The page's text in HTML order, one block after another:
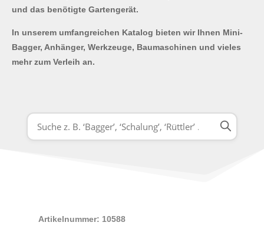
und das benötigte Gartengerät.
In unserem umfangreichen Katalog bieten wir Ihnen Mini-
Bagger, Anhänger, Werkzeuge, Baumaschinen und vieles
mehr zum Verleih an.
Artikelnummer: 10588